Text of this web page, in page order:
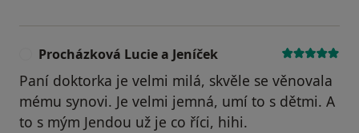
Procházková Lucie a Jeníček
Paní doktorka je velmi milá, skvěle se věnovala
mému synovi. Je velmi jemná, umí to s dětmi. A
to s mým Jendou už je co říci, hihi.